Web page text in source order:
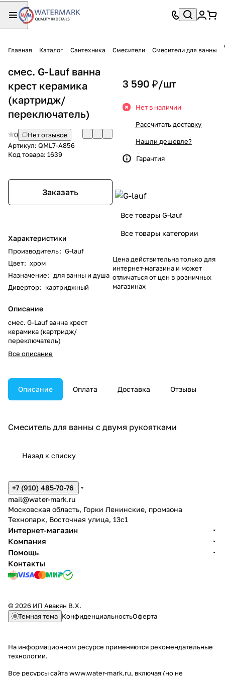
Главная Каталог Сантехника Смесители Смесители для ванны
смес. G-Lauf ванна
крест керамика
(картридж/
переключатель)
0
Нет отзывов
Артикул: QML7-A856
Код товара: 1639
Заказать
Характеристики
Производитель: G-lauf
Цвет: хром
Назначение: для ванны и душа
Дивертор: картриджный
Описание
смес. G-Lauf ванна крест
керамика (картридж/
переключатель)
Все описание
3 590 ₽/шт
Нет в наличии
Рассчитать доставку
Нашли дешевле?
Гарантия
Все товары G-lauf
Все товары категории
Цена действительна только для
интернет-магазина и может
отличаться от цен в розничных
магазинах
Описание Оплата Доставка Отзывы
Смеситель для ванны с двумя рукоятками
Назад к списку
+7 (910) 485-70-76
mail@water-mark.ru
Московская область, Горки Ленинские, промзона
Технопарк, Восточная улица, 13с1
Интернет-магазин
Компания
Помощь
Контакты
© 2026 ИП Авакян В.Х.
Темная тема КонфиденциальностьОферта
На информационном ресурсе применяются рекомендательные
технологии.
Все ресурсы сайта www.water-mark.ru, включая (но не